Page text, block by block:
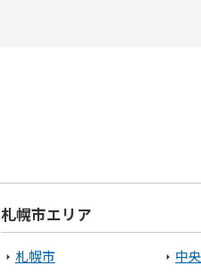
札幌市エリア
札幌市
中